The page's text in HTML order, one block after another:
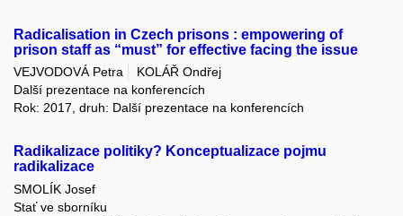
Radicalisation in Czech prisons : empowering of
prison staff as “must” for effective facing the issue
VEJVODOVÁ Petra
KOLÁŘ Ondřej
Další prezentace na konferencích
Rok: 2017, druh: Další prezentace na konferencích
Radikalizace politiky? Konceptualizace pojmu
radikalizace
SMOLÍK Josef
Stať ve sborníku